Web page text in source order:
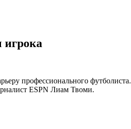
профессионального футболиста.
ESPN Лиам Твоми.